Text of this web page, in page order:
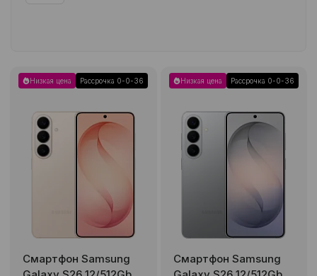
Низкая цена Рассрочка 0-0-36
Смартфон Samsung
Низкая цена Рассрочка 0-0-36
Смартфон Samsung